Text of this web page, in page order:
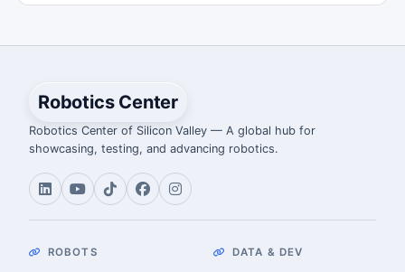
Robotics Center
Robotics Center of Silicon Valley — A global hub for
showcasing, testing, and advancing robotics.
ROBOTS DATA & DEV